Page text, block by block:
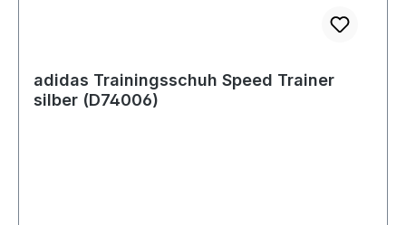
adidas Trainingsschuh Speed Trainer
silber (D74006)